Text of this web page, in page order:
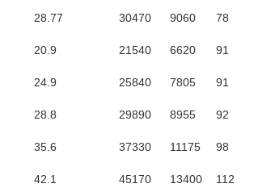
28.77 30470 9060 78
20.9 21540 6620 91
24.9 25840 7805 91
28.8 29890 8955 92
35.6 37330 11175 98
42.1 45170 13400 112